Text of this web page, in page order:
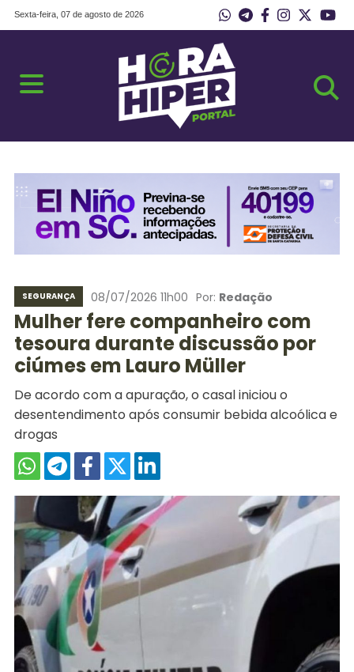
Sexta-feira, 07 de agosto de 2026
SEGURANÇA 08/07/2026 11h00 Por: Redação
Mulher fere companheiro com
tesoura durante discussão por
ciúmes em Lauro Müller
De acordo com a apuração, o casal iniciou o
desentendimento após consumir bebida alcoólica e
drogas